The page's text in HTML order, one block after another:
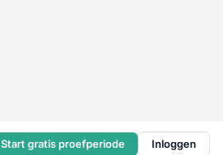
Start gratis proefperiode Inloggen